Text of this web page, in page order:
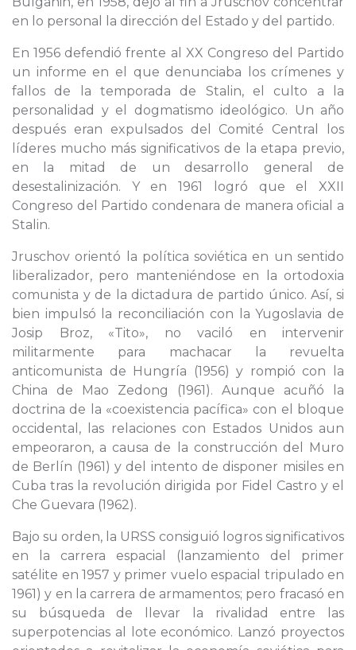
en lo personal la dirección del Estado y del partido.
En 1956 defendió frente al XX Congreso del Partido
un informe en el que denunciaba los crímenes y
fallos de la temporada de Stalin, el culto a la
personalidad y el dogmatismo ideológico. Un año
después eran expulsados del Comité Central los
líderes mucho más significativos de la etapa previo,
en la mitad de un desarrollo general de
desestalinización. Y en 1961 logró que el XXII
Congreso del Partido condenara de manera oficial a
Stalin.
Jruschov orientó la política soviética en un sentido
liberalizador, pero manteniéndose en la ortodoxia
comunista y de la dictadura de partido único. Así, si
bien impulsó la reconciliación con la Yugoslavia de
Josip Broz, «Tito», no vaciló en intervenir
militarmente para machacar la revuelta
anticomunista de Hungría (1956) y rompió con la
China de Mao Zedong (1961). Aunque acuñó la
doctrina de la «coexistencia pacífica» con el bloque
occidental, las relaciones con Estados Unidos aun
empeoraron, a causa de la construcción del Muro
de Berlín (1961) y del intento de disponer misiles en
Cuba tras la revolución dirigida por Fidel Castro y el
Che Guevara (1962).
Bajo su orden, la URSS consiguió logros significativos
en la carrera espacial (lanzamiento del primer
satélite en 1957 y primer vuelo espacial tripulado en
1961) y en la carrera de armamentos; pero fracasó en
su búsqueda de llevar la rivalidad entre las
superpotencias al lote económico. Lanzó proyectos